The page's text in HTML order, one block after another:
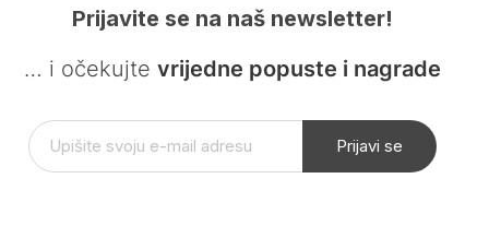
Prijavite se na naš newsletter!
… i očekujte vrijedne popuste i nagrade
Prijavi se